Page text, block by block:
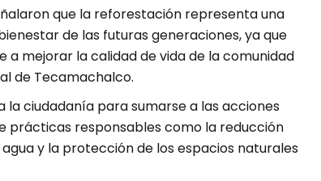
que la reforestación representa una
de las futuras generaciones, ya que
mejorar la calidad de vida de la comunidad
de Tecamachalco.
la ciudadanía para sumarse a las acciones
prácticas responsables como la reducción
y la protección de los espacios naturales